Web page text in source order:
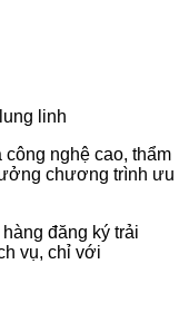
linh
nghệ cao, thẩm
chương trình ưu
đăng ký trải
vụ, chỉ với